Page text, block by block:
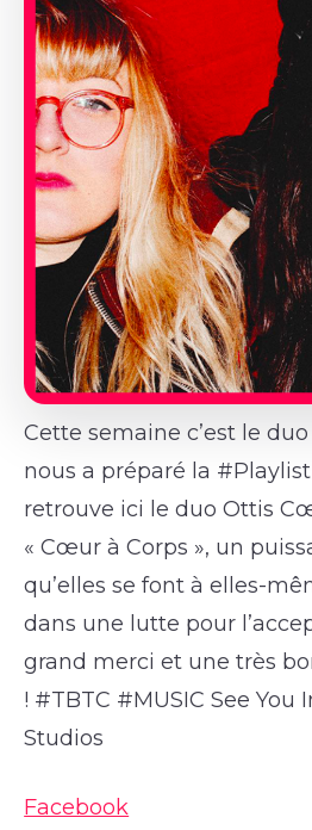
Cette semaine c’est le
nous a préparé la
retrouve ici le duo Ottis
« Cœur à Corps », un
qu’elles se font à elles-
dans une lutte pour
grand merci et une très
! #TBTC #MUSIC See You
Studios
Facebook